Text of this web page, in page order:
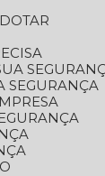
SEGURANÇA